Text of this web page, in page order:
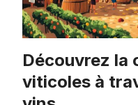
Découvrez la
viticoles à